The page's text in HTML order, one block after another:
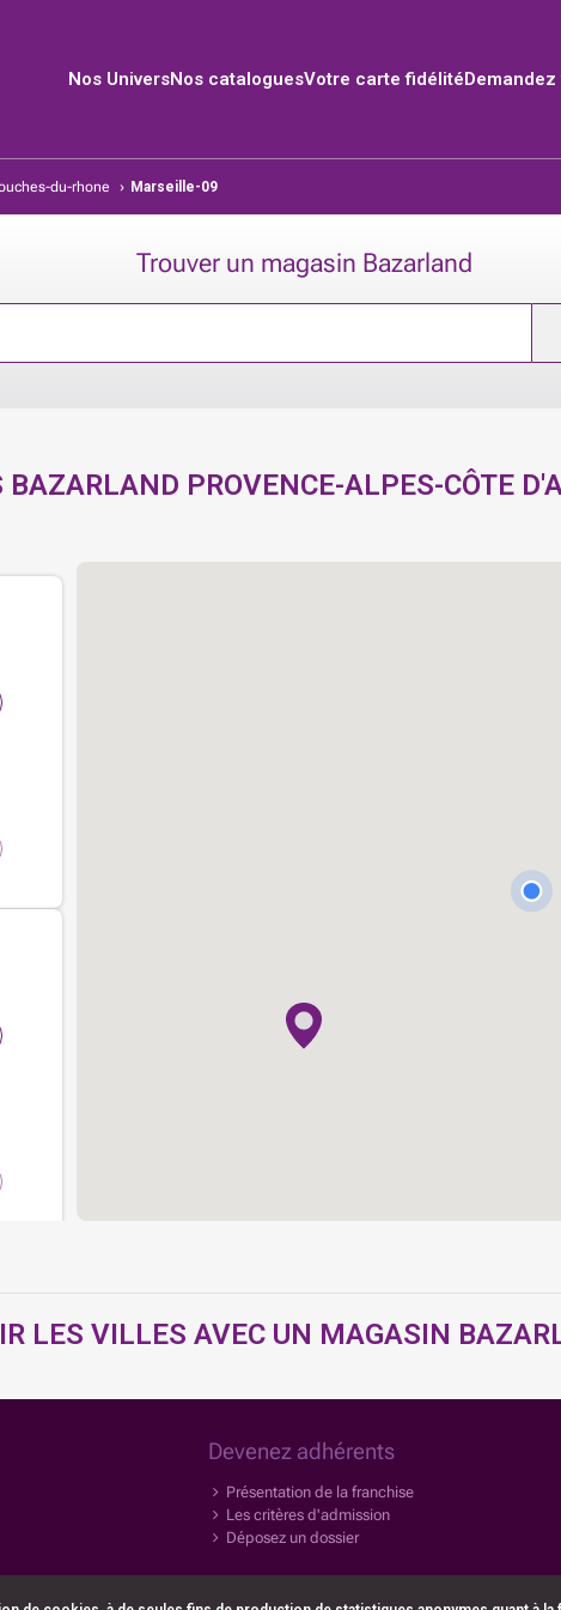
Nos UniversNos cataloguesVotre carte fidélité
du-rhone › Marseille-09
Trouver un magasin Bazarland
BAZARLAND PROVENCE-ALPES-CÔTE
LES VILLES AVEC UN MAGASIN
Devenez adhérents
Présentation de la franchise
Les critères d'admission
Déposez un dossier